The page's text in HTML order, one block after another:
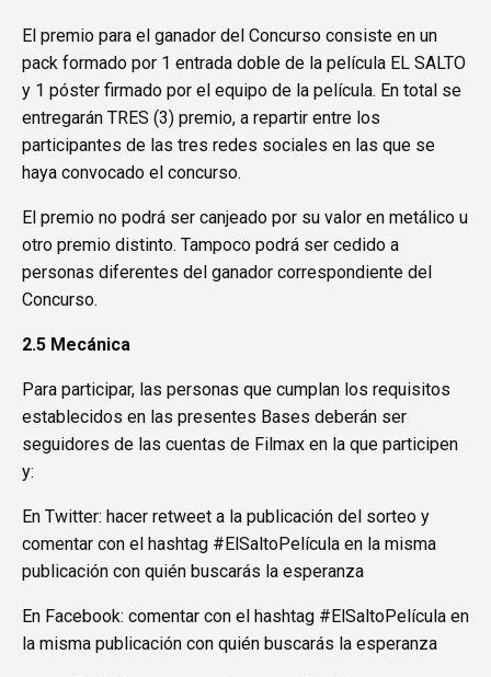
El premio para el ganador del Concurso consiste en un
pack formado por 1 entrada doble de la película EL SALTO
y 1 póster firmado por el equipo de la película. En total se
entregarán TRES (3) premio, a repartir entre los
participantes de las tres redes sociales en las que se
haya convocado el concurso.
El premio no podrá ser canjeado por su valor en metálico u
otro premio distinto. Tampoco podrá ser cedido a
personas diferentes del ganador correspondiente del
Concurso.
2.5 Mecánica
Para participar, las personas que cumplan los requisitos
establecidos en las presentes Bases deberán ser
seguidores de las cuentas de Filmax en la que participen
y:
En Twitter: hacer retweet a la publicación del sorteo y
comentar con el hashtag #ElSaltoPelícula en la misma
publicación con quién buscarás la esperanza
En Facebook: comentar con el hashtag #ElSaltoPelícula en
la misma publicación con quién buscarás la esperanza